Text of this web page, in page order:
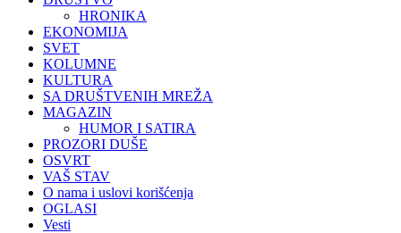
HRONIKA
EKONOMIJA
SVET
KOLUMNE
KULTURA
SA DRUŠTVENIH MREŽA
MAGAZIN
HUMOR I SATIRA
PROZORI DUŠE
OSVRT
VAŠ STAV
O nama i uslovi korišćenja
OGLASI
Vesti